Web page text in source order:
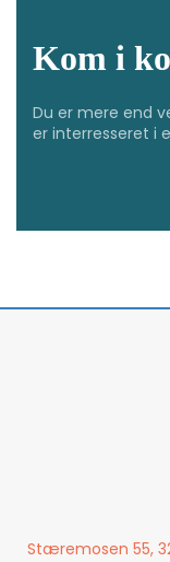
Kom i
Du er mere end
er interresseret i
Stæremosen 55,